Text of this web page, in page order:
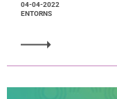
04-04-2022
ENTORNS